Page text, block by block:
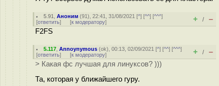
5.91 ,Аноним (91), 22:41, 31/08/2021 [^] [^^] [^^^]
[ответить] [к модератору] + / –
F2FS
5.117 ,Annoynymous (ok), 00:13, 02/09/2021 [^] [^^] [^^^]
[ответить] [к модератору] + / –
> Какая фс лучшая для линуксов? )))
Та, которая у ближайшего гуру.